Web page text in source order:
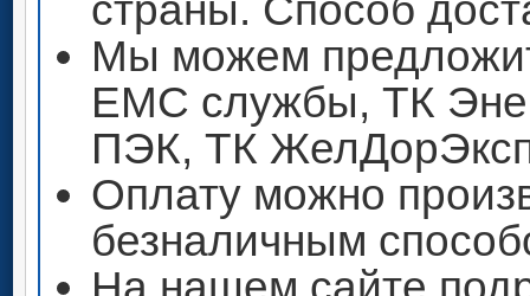
страны. Способ
Мы можем
ЕМС службы, ТК
ПЭК, ТК
Оплату можно
безналичным